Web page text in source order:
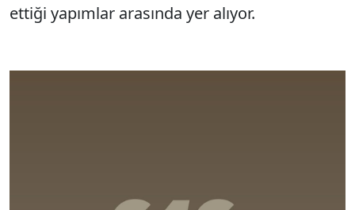
ettiği yapımlar arasında yer alıyor.